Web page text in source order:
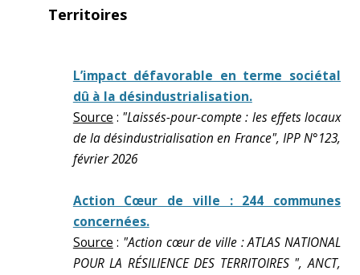
Territoires
L’impact défavorable en terme sociétal
dû à la désindustrialisation.
Source : "Laissés-pour-compte : les effets locaux
de la désindustrialisation en France", IPP N°123,
février 2026
Action Cœur de ville : 244 communes
concernées.
Source : "Action cœur de ville : ATLAS NATIONAL
POUR LA RÉSILIENCE DES TERRITOIRES ", ANCT,